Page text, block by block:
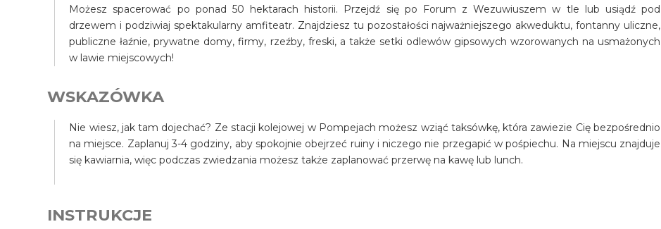
Możesz spacerować po ponad 50 hektarach historii. Przejdź się po Forum z Wezuwiuszem w tle lub usiądź pod
drzewem i podziwiaj spektakularny amfiteatr. Znajdziesz tu pozostałości najważniejszego akweduktu, fontanny uliczne,
publiczne łaźnie, prywatne domy, firmy, rzeźby, freski, a także setki odlewów gipsowych wzorowanych na usmażonych
w lawie miejscowych!
WSKAZÓWKA
Nie wiesz, jak tam dojechać? Ze stacji kolejowej w Pompejach możesz wziąć taksówkę, która zawiezie Cię bezpośrednio
na miejsce. Zaplanuj 3-4 godziny, aby spokojnie obejrzeć ruiny i niczego nie przegapić w pośpiechu. Na miejscu znajduje
się kawiarnia, więc podczas zwiedzania możesz także zaplanować przerwę na kawę lub lunch.
INSTRUKCJE